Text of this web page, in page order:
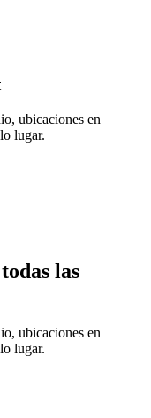
ubicaciones en
lugar.
las
ubicaciones en
lugar.